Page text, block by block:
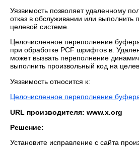
Уязвимость позволяет удаленному
отказ в обслуживании или выполнить
целевой системе.
Целочисленное переполнение
при обработке PCF шрифтов в.
может вызвать переполнение
выполнить произвольный код на
Уязвимость относится к:
Целочисленное переполнение
URL производителя: www.x.org
Решение:
Установите исправление с сайта